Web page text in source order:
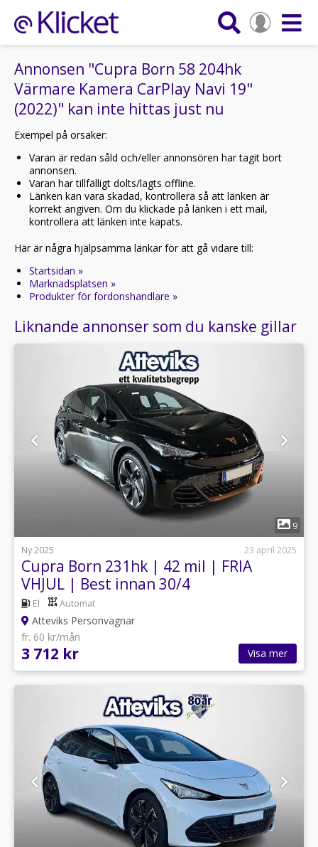
Annonsen "Cupra Born 58 204hk
Värmare Kamera CarPlay Navi 19"
(2022)" kan inte hittas just nu
Exempel på orsaker:
Varan är redan såld och/eller annonsören har tagit bort
annonsen.
Varan har tillfälligt dolts/lagts offline.
Länken kan vara skadad, kontrollera så att länken är
korrekt angiven. Om du klickade på länken i ett mail,
kontrollera att länken inte kapats.
Här är några hjälpsamma länkar för att gå vidare till:
Startsidan »
Marknadsplatsen »
Produkter för fordonshandlare »
Liknande annonser som du kanske gillar
1
9
Ny 2025
23 april 2025
Cupra Born 231hk | 42 mil | FRIA
VHJUL | Best innan 30/4
El Automat
Atteviks Personvagnar
fr. 60 kr/mån
3 712 kr Visa mer